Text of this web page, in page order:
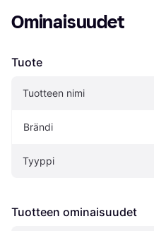
Ominaisuudet
Tuote
Tuotteen nimi
Brändi
Tyyppi
Tuotteen ominaisuudet